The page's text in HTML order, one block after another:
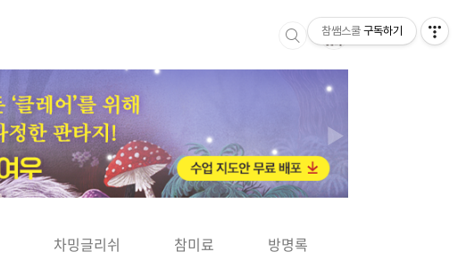
▶
차밍글리쉬 참미료 방명록
참쌤스쿨 구독하기